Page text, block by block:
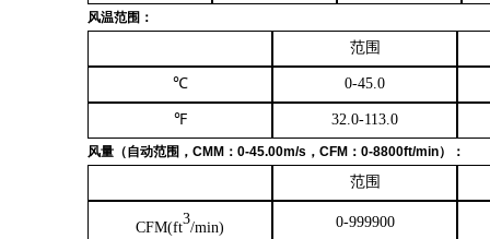
风温范围 ：
范围
℃ 0-45.0
℉ 32.0-113.0
风量 （自动范围 ， CMM ： 0-45.00m/s ， CFM ： 0-8800ft/min）：
范围
CFM(ft
3
/min) 0-999900